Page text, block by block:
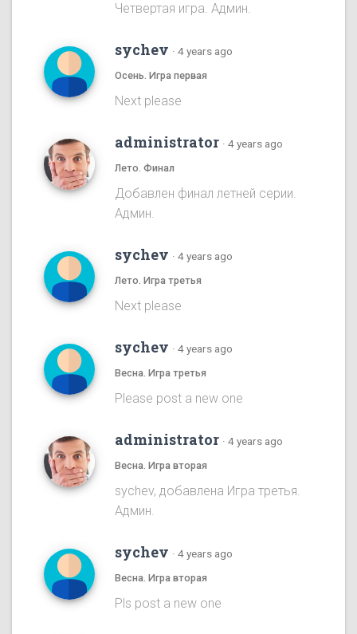
Четвертая игра. Админ.
sychev · 4 years ago
Осень. Игра первая
Next please
administrator · 4 years ago
Лето. Финал
Добавлен финал летней серии.
Админ.
sychev · 4 years ago
Лето. Игра третья
Next please
sychev · 4 years ago
Весна. Игра третья
Please post a new one
administrator · 4 years ago
Весна. Игра вторая
sychev, добавлена Игра третья.
Админ.
sychev · 4 years ago
Весна. Игра вторая
Pls post a new one